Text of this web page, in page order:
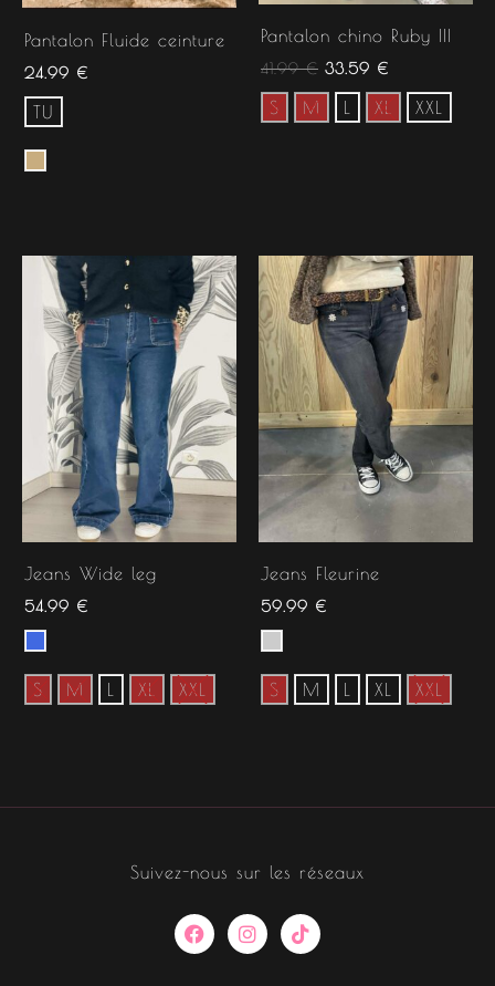
Pantalon Fluide ceinture
24.99 €
TU
Pantalon chino Ruby III
41.99€ 33.59 €
S M L XL XXL
Jeans Wide leg
54.99 €
S M L XL XXL
Jeans Fleurine
59.99 €
S M L XL XXL
Suivez-nous sur les réseaux
F
a
I
n
T
i